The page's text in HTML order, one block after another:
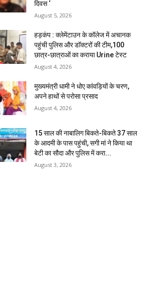
दिवस ‘
August 5, 2026
हड़कंप : क्लेमेंटाउन के कॉलेज में अचानक
पहुंची पुलिस और डॉक्टरों की टीम,100
छात्र-छात्राओं का कराया Urine टेस्ट
August 4, 2026
मुख्यमंत्री धामी ने धोए कांवड़ियों के चरण,
अपने हाथों से परोसा प्रसाद
August 4, 2026
15 साल की नाबालिग बिकते-बिकते 37 साल
के आदमी के पास पहुंची, सगी मां ने किया था
बेटी का सौदा और पुलिस में करा...
August 3, 2026